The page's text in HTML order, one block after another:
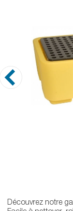
Découvrez notre